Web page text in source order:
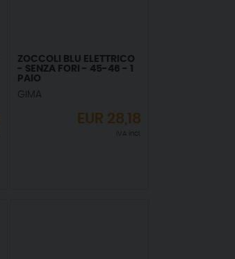
ZOCCOLI BLU ELETTRICO
- SENZA FORI - 45-46 - 1
PAIO
GIMA
EUR 28,18
IVA incl.